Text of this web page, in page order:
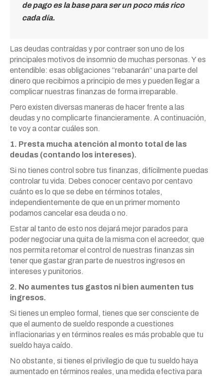
de pago es la base para ser un poco más rico
cada día.
Las deudas contraídas y por contraer son uno de los
principales motivos de insomnio de muchas personas. Y es
entendible: esas obligaciones “rebanarán” una parte del
dinero que recibimos a principio de mes y pueden llegar a
complicar nuestras finanzas de forma irreparable.
Pero existen diversas maneras de hacer frente a las
deudas y no complicarte financieramente. A continuación,
te voy a contar cuáles son.
1. Presta mucha atención al monto total de las
deudas (contando los intereses).
Si no tienes control sobre tus finanzas, difícilmente puedas
controlar tu vida. Debes conocer centavo por centavo
cuánto es lo que se debe en términos totales,
independientemente de que en un primer momento
podamos cancelar esa deuda o no.
Estar al tanto de esto nos dejará mejor parados para
poder negociar una quita de la misma con el acreedor, que
nos permita retomar el control de nuestras finanzas sin
tener que gastar gran parte de nuestros ingresos en
intereses y punitorios.
2. No aumentes tus gastos ni bien aumenten tus
ingresos.
Si tienes un empleo formal, tienes que ser consciente de
que el aumento de sueldo responde a cuestiones
inflacionarias y en términos reales es más probable que tu
sueldo haya caído.
No obstante, si tienes el privilegio de que tu sueldo haya
aumentado en términos reales, una medida efectiva para